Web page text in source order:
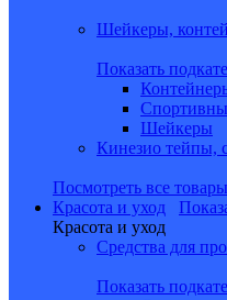
Шейкеры,
Показать
Шейкеры
Кинезио тейпы,
Посмотреть все товары
Красота и уход
Красота и уход
Средства для
Показать